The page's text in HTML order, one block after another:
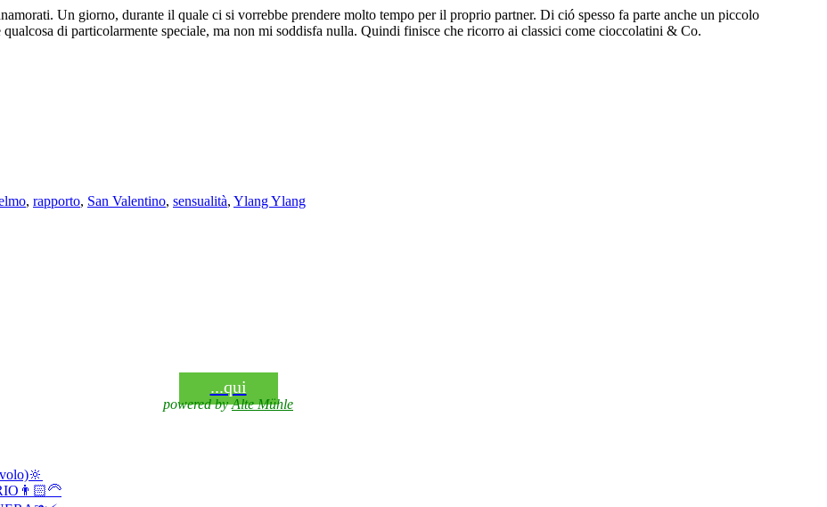
Un giorno, durante il quale ci si vorrebbe prendere molto tempo per il proprio partner. Di ció spesso fa parte anche un piccolo
di particolarmente speciale, ma non mi soddisfa nulla. Quindi finisce che ricorro ai classici come cioccolatini & Co.
, rapporto, San Valentino, sensualità, Ylang Ylang
...qui
powered byAlte Mühle